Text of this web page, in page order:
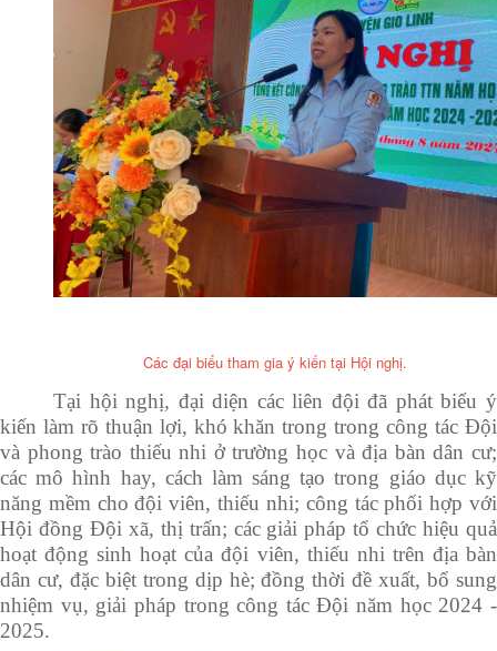
Các đại biểu tham gia ý kiến tại Hội nghị.
Tại hội nghị, đại diện các liên đội đã phát biểu ý
kiến làm rõ thuận lợi, khó khăn trong trong công tác Đội
và phong trào thiếu nhi ở trường học và địa bàn dân cư;
các mô hình hay, cách làm sáng tạo trong giáo dục kỹ
năng mềm cho đội viên, thiếu nhi; công tác phối hợp với
Hội đồng Đội xã, thị trấn; các giải pháp tổ chức hiệu quả
hoạt động sinh hoạt của đội viên, thiếu nhi trên địa bàn
dân cư, đặc biệt trong dịp hè; đồng thời đề xuất, bổ sung
nhiệm vụ, giải pháp trong công tác Đội năm học 2024 -
2025.